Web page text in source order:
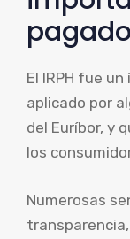
El IRPH fue
aplicado por
del Euríbor, y
los
Numerosas